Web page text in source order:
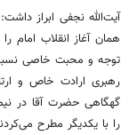
آیت‌الله نجفی ابراز
همان آغاز انقلاب امام
توجه و محبت خاصی
رهبری ارادت خاص و
گهگاهی حضرت آقا در
را با یکدیگر مطرح